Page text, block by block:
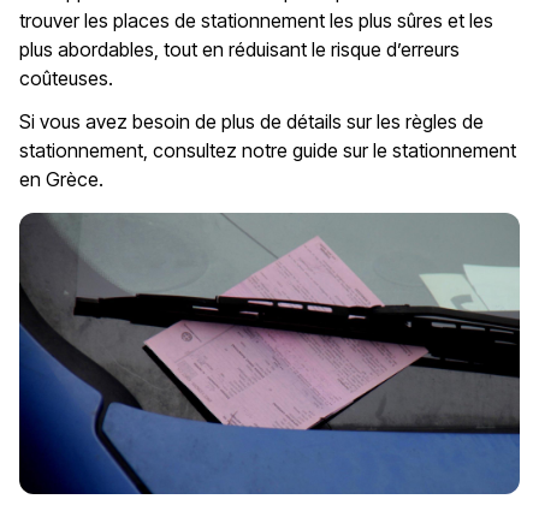
trouver les places de stationnement les plus sûres et les
plus abordables, tout en réduisant le risque d’erreurs
coûteuses.
Si vous avez besoin de plus de détails sur les règles de
stationnement, consultez notre guide sur le stationnement
en Grèce.